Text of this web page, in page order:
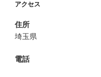
ン
アクセス
住所
埼玉県
電話